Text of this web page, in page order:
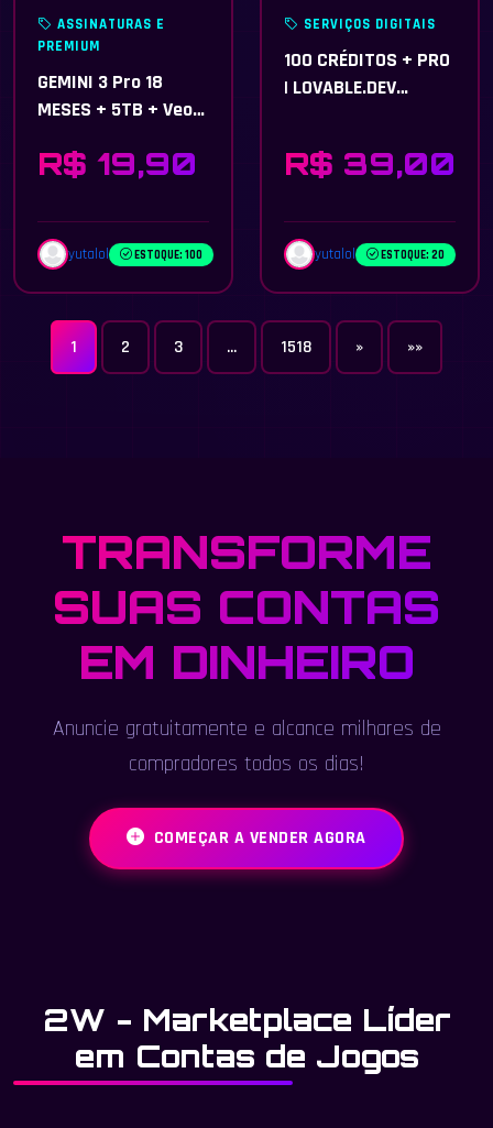
ASSINATURAS E
PREMIUM
GEMINI 3 Pro 18
MESES + 5TB + Veo
Flash
R$ 19,90
yutalol ESTOQUE: 100
SERVIÇOS DIGITAIS
100 CRÉDITOS + PRO
| LOVABLE.DEV
R$ 39,00
yutalol ESTOQUE: 20
1 2 3 ... 1518 » »»
TRANSFORME
SUAS CONTAS
EM DINHEIRO
Anuncie gratuitamente e alcance milhares de
compradores todos os dias!
COMEÇAR A VENDER AGORA
2W - Marketplace Líder
em Contas de Jogos